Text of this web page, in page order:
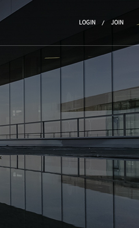
LOGIN JOIN